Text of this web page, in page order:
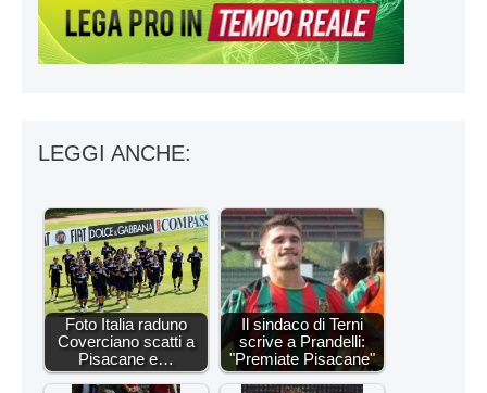
LEGGI ANCHE:
Foto Italia raduno
Coverciano scatti a
Pisacane e…
Il sindaco di Terni
scrive a Prandelli:
"Premiate Pisacane"